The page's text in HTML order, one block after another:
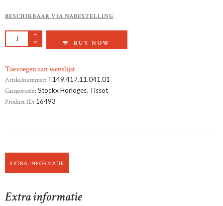
BESCHIKBAAR VIA NABESTELLING
TISSOT PR516 CHRONOGRAAF AANTAL
BUY NOW
Toevoegen aan wenslijst
Artikelnummer: T149.417.11.041.01
Categorieën: Stockx Horloges, Tissot
Product ID: 16493
EXTRA INFORMATIE
Extra informatie